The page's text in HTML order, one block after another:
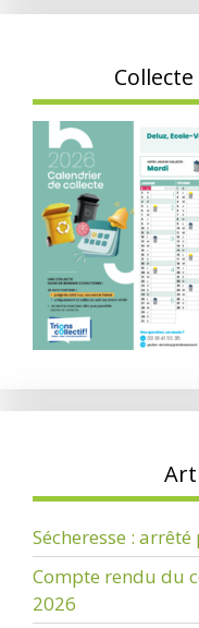
Sécheresse :
Compte rendu du
2026